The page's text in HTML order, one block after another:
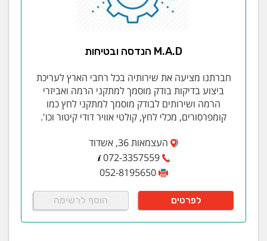
M.A.D הנדסה ובטיחות
חברתנו מציעה את שירותיה בכל רחבי הארץ לעריכת
ביצוע בדיקות בודק מוסמך למתקני הרמה ואביזרי
הרמה ושירותים לבודק מוסמך למתקני לחץ כמו
קומפרסורים, מכלי לחץ, קולטי אוויר דודי קיטור וכו'.
העצמאות 36, אשדוד
072-3357559
052-8195650
לפרטים הוסף לרשימה